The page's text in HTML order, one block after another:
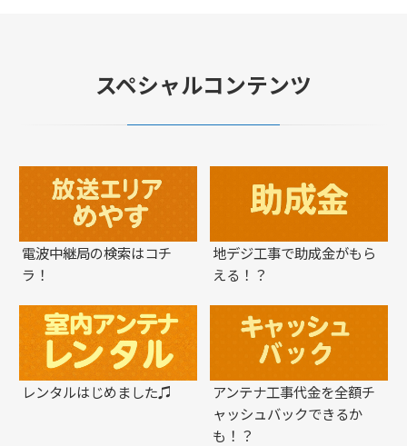
スペシャルコンテンツ
電波中継局の検索はコチ
ラ！
地デジ工事で助成金がもら
える！？
レンタルはじめました♫
アンテナ工事代金を全額チ
ャッシュバックできるか
も！？